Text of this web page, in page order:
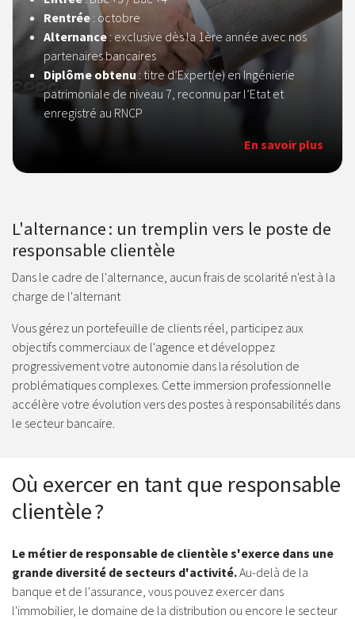
Rentrée : octobre
Alternance: exclusive dès la 1ère année avec nos
partenaires bancaires
Diplôme obtenu: titre d’Expert(e) en Ingénierie
patrimoniale de niveau 7, reconnu par l’Etat et
enregistré au RNCP
En savoir plus
L'alternance : un tremplin vers le poste de
responsable clientèle
Dans le cadre de l'alternance, aucun frais de scolarité n'est à la
charge de l'alternant
Vous gérez un portefeuille de clients réel, participez aux
objectifs commerciaux de l'agence et développez
progressivement votre autonomie dans la résolution de
problématiques complexes. Cette immersion professionnelle
accélère votre évolution vers des postes à responsabilités dans
le secteur bancaire.
Où exercer en tant que responsable
clientèle ?
Le métier de responsable de clientèle s'exerce dans une
grande diversité de secteurs d'activité.Au-delà de la
banque et de l'assurance, vous pouvez exercer dans
l'immobilier, le domaine de la distribution ou encore le secteur